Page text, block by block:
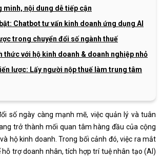
minh, nội dung dễ tiếp cận
Chatbot tư vấn kinh doanh ứng dụng AI
trong chuyển đổi số ngành thuế
thức với hộ kinh doanh & doanh nghiệp nhỏ
lược: Lấy người nộp thuế làm trung tâm
số ngày càng mạnh mẽ, việc quản lý và tuân
trở thành mối quan tâm hàng đầu của cộng
hộ kinh doanh. Trong bối cảnh đó, việc ra mắt
trợ doanh nhân, tích hợp trí tuệ nhân tạo (AI)